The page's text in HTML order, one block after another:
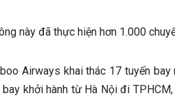
này đã thực hiện hơn 1.000
Airways khai thác 17 tuyến
bay khởi hành từ Hà Nội đi